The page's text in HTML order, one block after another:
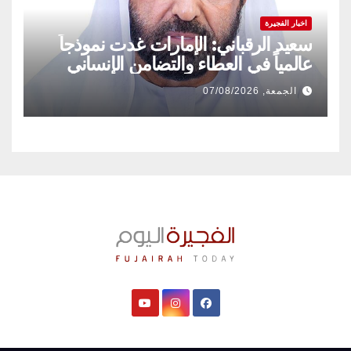
اخبار الفجيرة
سعيد الرقباني: الإمارات غدت نموذجاً
عالمياً في العطاء والتضامن الإنساني
الجمعة, 07/08/2026